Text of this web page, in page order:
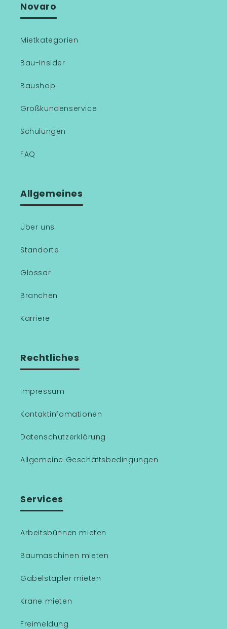
Novaro
Mietkategorien
Bau-Insider
Baushop
Großkundenservice
Schulungen
FAQ
Allgemeines
Über uns
Standorte
Glossar
Branchen
Karriere
Rechtliches
Impressum
Kontaktinfomationen
Datenschutzerklärung
Allgemeine Geschäftsbedingungen
Services
Arbeitsbühnen mieten
Baumaschinen mieten
Gabelstapler mieten
Krane mieten
Freimeldung